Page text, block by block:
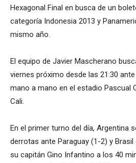
Hexagonal Final en busca de un
categoría Indonesia 2013 y
mismo año.
El equipo de Javier Mascherano
viernes próximo desde las 21:30
mano a mano en el estadio Pascual
Cali.
En el primer turno del día, Argentina
derrotas ante Paraguay (1-2) y
su capitán Gino Infantino a los 40